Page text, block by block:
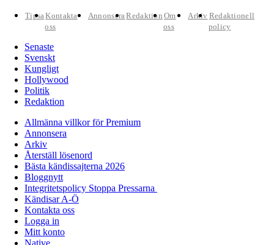
TipsaKontakta
oss
AnnonseraRedaktion Om
oss
Arkiv Redaktionell
policy
Senaste
Svenskt
Kungligt
Hollywood
Politik
Redaktion
Allmänna villkor för Premium
Annonsera
Arkiv
Återställ lösenord
Bästa kändissajterna 2026
Bloggnytt
Integritetspolicy Stoppa Pressarna
Kändisar A-Ö
Kontakta oss
Logga in
Mitt konto
Native